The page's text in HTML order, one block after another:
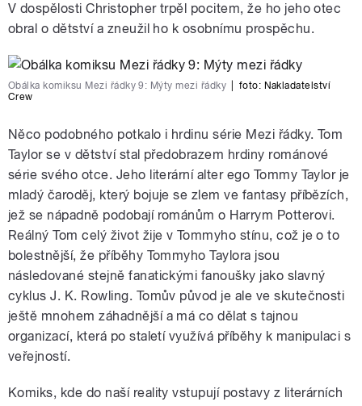
V dospělosti Christopher trpěl pocitem, že ho jeho otec
obral o dětství a zneužil ho k osobnímu prospěchu.
Obálka komiksu Mezi řádky 9: Mýty mezi řádky foto: Nakladatelství
Crew
Něco podobného potkalo i hrdinu série Mezi řádky. Tom
Taylor se v dětství stal předobrazem hrdiny románové
série svého otce. Jeho literární alter ego Tommy Taylor je
mladý čaroděj, který bojuje se zlem ve fantasy příbězích,
jež se nápadně podobají románům o Harrym Potterovi.
Reálný Tom celý život žije v Tommyho stínu, což je o to
bolestnější, že příběhy Tommyho Taylora jsou
následované stejně fanatickými fanoušky jako slavný
cyklus J. K. Rowling. Tomův původ je ale ve skutečnosti
ještě mnohem záhadnější a má co dělat s tajnou
organizací, která po staletí využívá příběhy k manipulaci s
veřejností.
Komiks, kde do naší reality vstupují postavy z literárních